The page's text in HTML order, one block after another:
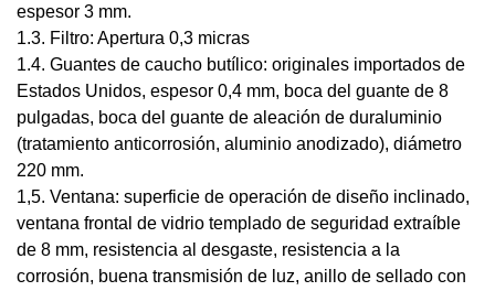
espesor 3 mm.
1.3. Filtro: Apertura 0,3 micras
1.4. Guantes de caucho butílico: originales importados de
Estados Unidos, espesor 0,4 mm, boca del guante de 8
pulgadas, boca del guante de aleación de duraluminio
(tratamiento anticorrosión, aluminio anodizado), diámetro
220 mm.
1,5. Ventana: superficie de operación de diseño inclinado,
ventana frontal de vidrio templado de seguridad extraíble
de 8 mm, resistencia al desgaste, resistencia a la
corrosión, buena transmisión de luz, anillo de sellado con